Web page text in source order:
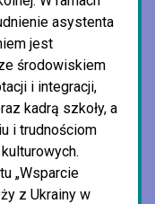
asystenta
jest
środowiskiem
i integracji,
kadrą szkoły, a
i trudnościom
„Wsparcie
z Ukrainy w